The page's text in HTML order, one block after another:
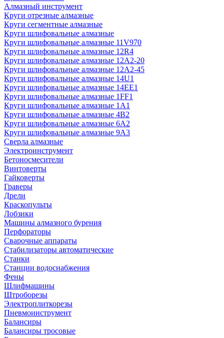
Алмазный инструмент
Круги отрезные алмазные
Круги сегментные алмазные
Круги шлифовальные алмазные
Круги шлифовальные алмазные 11V970
Круги шлифовальные алмазные 12R4
Круги шлифовальные алмазные 12А2-20
Круги шлифовальные алмазные 12А2-45
Круги шлифовальные алмазные 14U1
Круги шлифовальные алмазные 14ЕЕ1
Круги шлифовальные алмазные 1FF1
Круги шлифовальные алмазные 1А1
Круги шлифовальные алмазные 4В2
Круги шлифовальные алмазные 6A2
Круги шлифовальные алмазные 9А3
Сверла алмазные
Электроинструмент
Бетоносмесители
Винтоверты
Гайковерты
Граверы
Дрели
Краскопульты
Лобзики
Машины алмазного бурения
Перфораторы
Сварочные аппараты
Стабилизаторы автоматические
Станки
Станции водоснабжения
Фены
Шлифмашины
Штроборезы
Электроплиткорезы
Пневмоинструмент
Балансиры
Балансиры тросовые